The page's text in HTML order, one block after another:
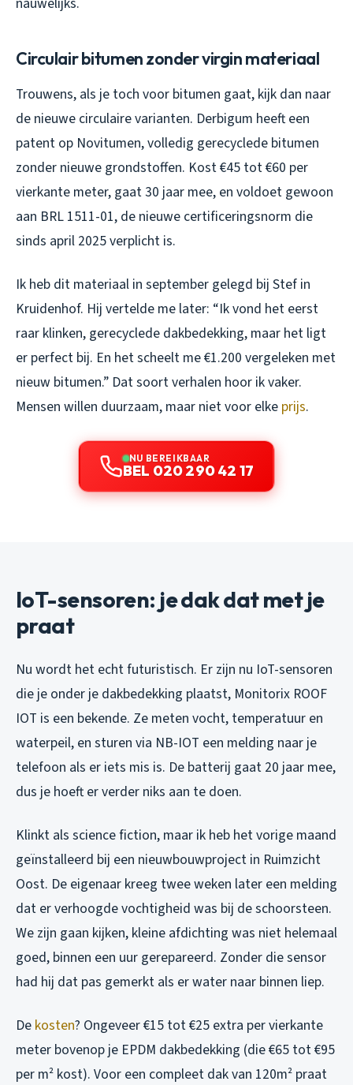
Circulair bitumen zonder virgin materiaal
Trouwens, als je toch voor bitumen gaat, kijk dan naar
de nieuwe circulaire varianten. Derbigum heeft een
patent op Novitumen, volledig gerecyclede bitumen
zonder nieuwe grondstoffen. Kost €45 tot €60 per
vierkante meter, gaat 30 jaar mee, en voldoet gewoon
aan BRL 1511-01, de nieuwe certificeringsnorm die
sinds april 2025 verplicht is.
Ik heb dit materiaal in september gelegd bij Stef in
Kruidenhof. Hij vertelde me later: “Ik vond het eerst
raar klinken, gerecyclede dakbedekking, maar het ligt
er perfect bij. En het scheelt me €1.200 vergeleken met
nieuw bitumen.” Dat soort verhalen hoor ik vaker.
Mensen willen duurzaam, maar niet voor elke prijs.
NU BEREIKBAAR
BEL 020 290 42 17
IoT-sensoren: je dak dat met je
praat
Nu wordt het echt futuristisch. Er zijn nu IoT-sensoren
die je onder je dakbedekking plaatst, Monitorix ROOF
IOT is een bekende. Ze meten vocht, temperatuur en
waterpeil, en sturen via NB-IOT een melding naar je
telefoon als er iets mis is. De batterij gaat 20 jaar mee,
dus je hoeft er verder niks aan te doen.
Klinkt als science fiction, maar ik heb het vorige maand
geïnstalleerd bij een nieuwbouwproject in Ruimzicht
Oost. De eigenaar kreeg twee weken later een melding
dat er verhoogde vochtigheid was bij de schoorsteen.
We zijn gaan kijken, kleine afdichting was niet helemaal
goed, binnen een uur gerepareerd. Zonder die sensor
had hij dat pas gemerkt als er water naar binnen liep.
De kosten? Ongeveer €15 tot €25 extra per vierkante
meter bovenop je EPDM dakbedekking (die €65 tot €95
per m² kost). Voor een compleet dak van 120m² praat